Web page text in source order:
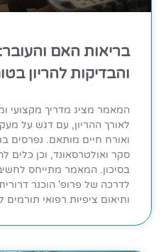
בריאות האם
והבדיקות להריון
המאמר מציג מדריך מקצועי
לאורך ההריון, עם דגש על
ואורח חיים מותאם. נפרסים
סקר ואולטרסאונד, וכן כלים
בסיכון. המאמר מתייחס
לדרכה של פרופ' הוכנר
ותיאום ציפיות רפואי תורמים